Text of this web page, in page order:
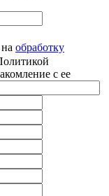
обработку
с ее